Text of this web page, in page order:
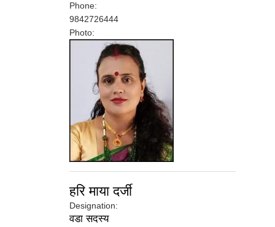
Phone:
9842726444
Photo:
हरि माया दर्जी
Designation:
वडा सदस्य